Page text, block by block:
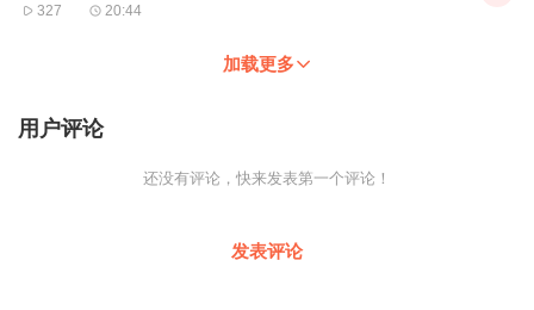
327 20:44
加载更多
用户评论
还没有评论，快来发表第一个评论！
发表评论